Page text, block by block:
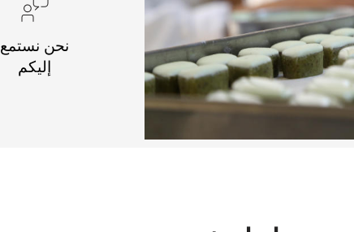
نحن نستمع
إليكم